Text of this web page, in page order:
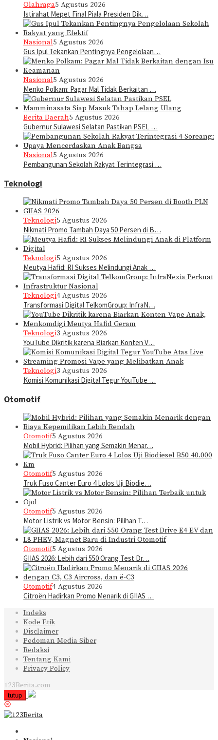
Olahraga5 Agustus 2026
Istirahat Mepet Final Piala Presiden Dik…
Nasional5 Agustus 2026
Gus Ipul Tekankan Pentingnya Pengelolaan…
Nasional5 Agustus 2026
Menko Polkam: Pagar Mal Tidak Berkaitan …
Berita Daerah5 Agustus 2026
Gubernur Sulawesi Selatan Pastikan PSEL …
Nasional5 Agustus 2026
Pembangunan Sekolah Rakyat Terintegrasi …
Teknologi
Teknologi5 Agustus 2026
Nikmati Promo Tambah Daya 50 Persen di B…
Teknologi5 Agustus 2026
Meutya Hafid: RI Sukses Melindungi Anak …
Teknologi4 Agustus 2026
Transformasi Digital TelkomGroup: InfraN…
Teknologi3 Agustus 2026
YouTube Dikritik karena Biarkan Konten V…
Teknologi3 Agustus 2026
Komisi Komunikasi Digital Tegur YouTube …
Otomotif
Otomotif5 Agustus 2026
Mobil Hybrid: Pilihan yang Semakin Menar…
Otomotif5 Agustus 2026
Truk Fuso Canter Euro 4 Lolos Uji Biodie…
Otomotif5 Agustus 2026
Motor Listrik vs Motor Bensin: Pilihan T…
Otomotif5 Agustus 2026
GIIAS 2026: Lebih dari 550 Orang Test Dr…
Otomotif4 Agustus 2026
Citroën Hadirkan Promo Menarik di GIIAS …
Indeks
Kode Etik
Disclaimer
Pedoman Media Siber
Redaksi
Tentang Kami
Privacy Policy
123Berita.com
tutup